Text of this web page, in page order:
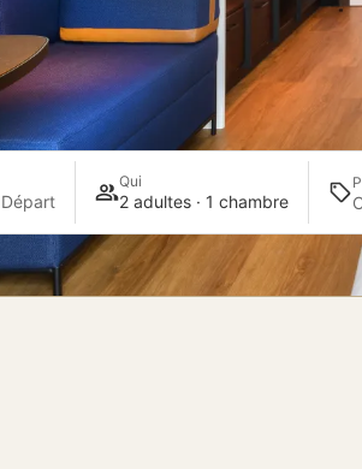
Qui
2 adultes · 1 chambre